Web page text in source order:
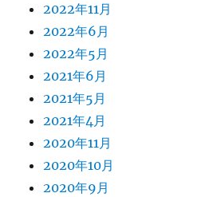
2022年11月
2022年6月
2022年5月
2021年6月
2021年5月
2021年4月
2020年11月
2020年10月
2020年9月